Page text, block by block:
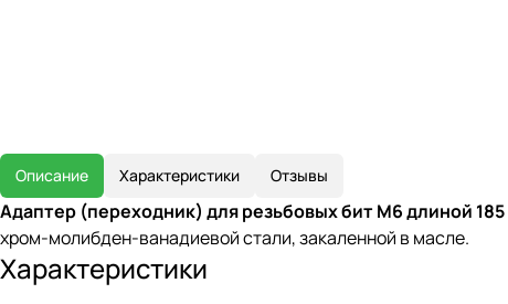
Описание Характеристики Отзывы
Адаптер (переходник) для резьбовых бит М6 длиной
хром-молибден-ванадиевой стали, закаленной в масле.
Характеристики